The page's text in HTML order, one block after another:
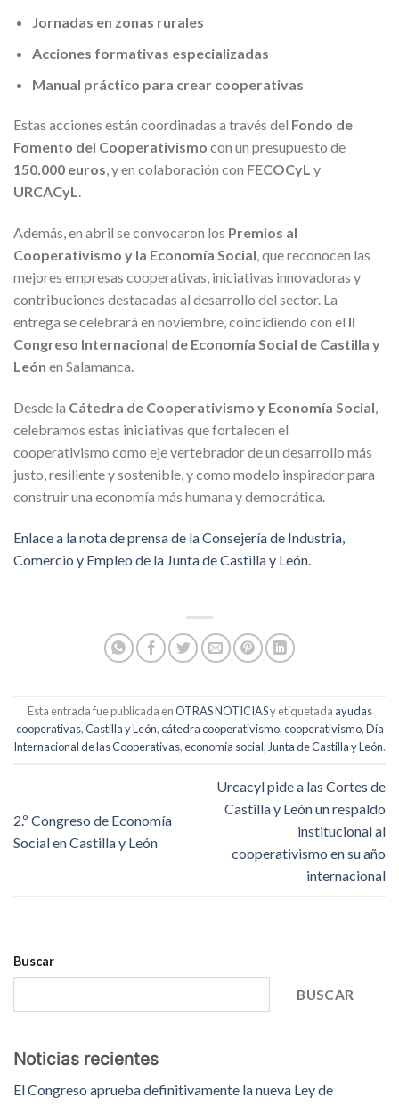
Jornadas en zonas rurales
Acciones formativas especializadas
Manual práctico para crear cooperativas
Estas acciones están coordinadas a través del Fondo de
Fomento del Cooperativismo con un presupuesto de
150.000 euros, y en colaboración con FECOCyL y
URCACyL.
Además, en abril se convocaron los Premios al
Cooperativismo y la Economía Social, que reconocen las
mejores empresas cooperativas, iniciativas innovadoras y
contribuciones destacadas al desarrollo del sector. La
entrega se celebrará en noviembre, coincidiendo con el II
Congreso Internacional de Economía Social de Castilla y
León en Salamanca.
Desde la Cátedra de Cooperativismo y Economía Social,
celebramos estas iniciativas que fortalecen el
cooperativismo como eje vertebrador de un desarrollo más
justo, resiliente y sostenible, y como modelo inspirador para
construir una economía más humana y democrática.
Enlace a la nota de prensa de la Consejería de Industria,
Comercio y Empleo de la Junta de Castilla y León.
Esta entrada fue publicada enOTRAS NOTICIASy etiquetada ayudas
cooperativas,Castilla y León,cátedra cooperativismo,cooperativismo,Día
Internacional de las Cooperativas,economía social,Junta de Castilla y León.
2.º Congreso de Economía
Social en Castilla y León
Urcacyl pide a las Cortes de
Castilla y León un respaldo
institucional al
cooperativismo en su año
internacional
Buscar
BUSCAR
Noticias recientes
El Congreso aprueba definitivamente la nueva Ley de